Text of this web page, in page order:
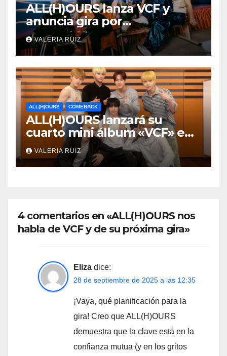
ALL(H)OURS lanza VCF y
anuncia gira por
Norteamérica
VALERIA RUIZ
ALL(H)OURS COMEBACK
ALL(H)OURS lanzará su
cuarto mini álbum «VCF» en
septiembre
VALERIA RUIZ
4 comentarios en «ALL(H)OURS nos
habla de VCF y de su próxima gira»
Eliza dice:
28 de septiembre de 2025 a las 12:35
¡Vaya, qué planificación para la
gira! Creo que ALL(H)OURS
demuestra que la clave está en la
confianza mutua (y en los gritos